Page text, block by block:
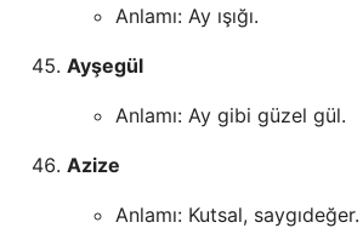
Anlamı: Ay ışığı.
Ayşegül
Anlamı: Ay gibi güzel gül.
Azize
Anlamı: Kutsal, saygıdeğer.